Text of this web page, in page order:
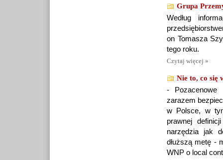
Grupa
Według
on Tomasza
tego roku.
Czytaj więcej »
Nie to, co się
- Pozacenowe
zarazem
w Polsce, w
prawnej
narzędzia jak
dłuższą metę -
WNP o local